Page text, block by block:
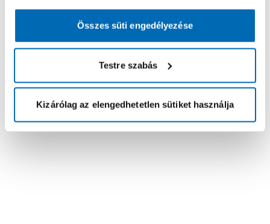
Összes süti engedélyezése
Testre szabás
Kizárólag az elengedhetetlen sütiket használja